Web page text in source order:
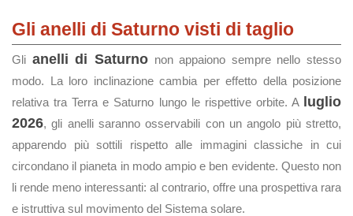
Gli anelli di Saturno visti di taglio
Gli anelli di Saturnonon appaiono sempre nello stesso
modo. La loro inclinazione cambia per effetto della posizione
relativa tra Terra e Saturno lungo le rispettive orbite. A
luglio
2026, gli anelli saranno osservabili con un angolo più stretto,
apparendo più sottili rispetto alle immagini classiche in cui
circondano il pianeta in modo ampio e ben evidente. Questo non
li rende meno interessanti: al contrario, offre una prospettiva rara
e istruttiva sul movimento del Sistema solare.